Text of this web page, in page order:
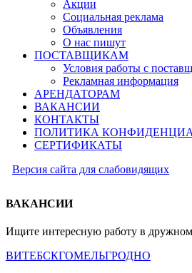
Акции
Социальная реклама
Объявления
О нас пишут
ПОСТАВЩИКАМ
Условия работы с
Рекламная информация
АРЕНДАТОРАМ
ВАКАНСИИ
КОНТАКТЫ
ПОЛИТИКА
СЕРТИФИКАТЫ
Версия сайта для слабовидящих
ВАКАНСИИ
Ищите интересную работу в
ВИТЕБСКГОМЕЛЬГРОДНО